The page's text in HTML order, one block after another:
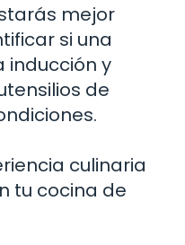
mejor
si una
inducción y
de
culinaria
tu cocina de